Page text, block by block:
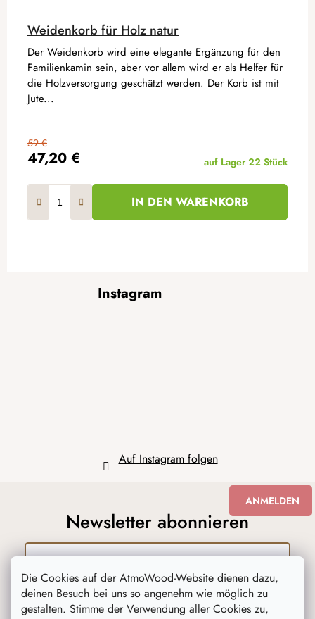
Die Cookies auf der AtmoWood-Website dienen dazu,
deinen Besuch bei uns so angenehm wie möglich zu
gestalten. Stimme der Verwendung aller Cookies zu,
Weidenkorb für Holz natur
47,20 €
59 €
auf Lager 22 Stück
IN DEN WARENKORB
Der Weidenkorb wird eine elegante Ergänzung für den
Familienkamin sein, aber vor allem wird er als Helfer für
die Holzversorgung geschätzt werden. Der Korb ist mit
Jute...
Instagram
Auf Instagram folgen
Newsletter abonnieren
Mit der Eingabe Ihrer Email, stimmen Sie
den Bedingungen desDatenschutzes für
ANMELDEN